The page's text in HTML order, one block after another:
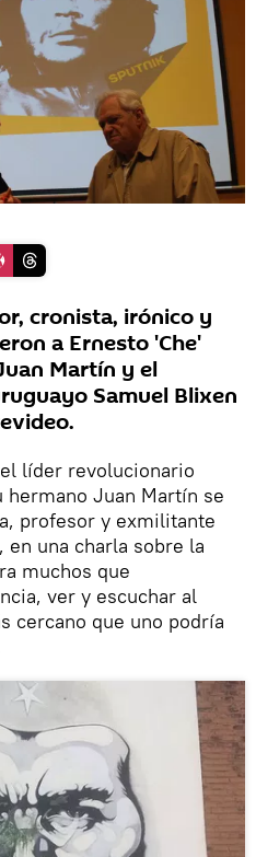
cronista, irónico y
a Ernesto 'Che'
Martín y el
Samuel Blixen
líder revolucionario
hermano Juan Martín se
profesor y exmilitante
una charla sobre la
muchos que
ver y escuchar al
cercano que uno podría